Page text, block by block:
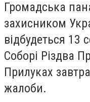
Громадська
захисником
відбудеться 13
Соборі Різдва
Прилуках
жалоби.